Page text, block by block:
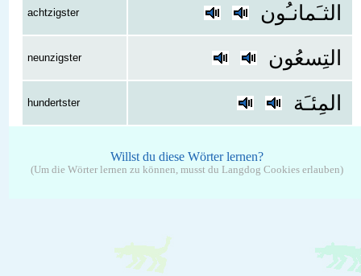
achtzigster الثـَمانـُون
neunzigster التِسعُون
hundertster المِئـَة
Willst du diese Wörter lernen?
(Um die Wörter lernen zu können, musst du Langdog Cookies erlauben)